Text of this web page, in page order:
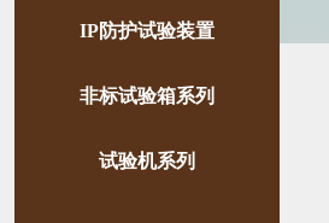
IP防护试验装置
非标试验箱系列
试验机系列